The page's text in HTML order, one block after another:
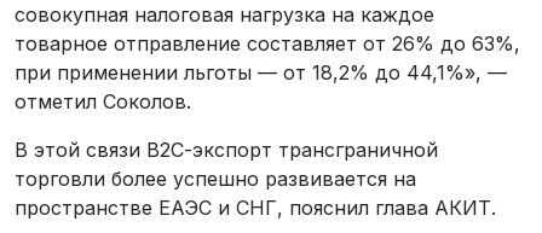
совокупная налоговая нагрузка на каждое
товарное отправление составляет от 26% до 63%,
при применении льготы — от 18,2% до 44,1%», —
отметил Соколов.
В этой связи В2С-экспорт трансграничной
торговли более успешно развивается на
пространстве ЕАЭС и СНГ, пояснил глава АКИТ.